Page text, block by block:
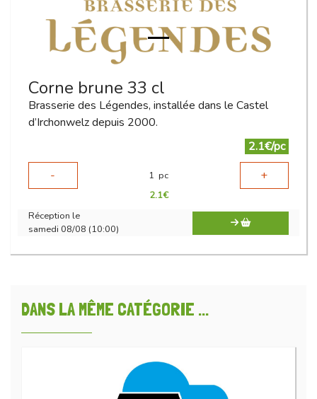
Corne brune 33 cl
Brasserie des Légendes, installée dans le Castel
d’Irchonwelz depuis 2000.
2.1€/pc
-
1 pc +
2.1€
Réception le
samedi 08/08 (10:00)
DANS LA MÊME CATÉGORIE ...